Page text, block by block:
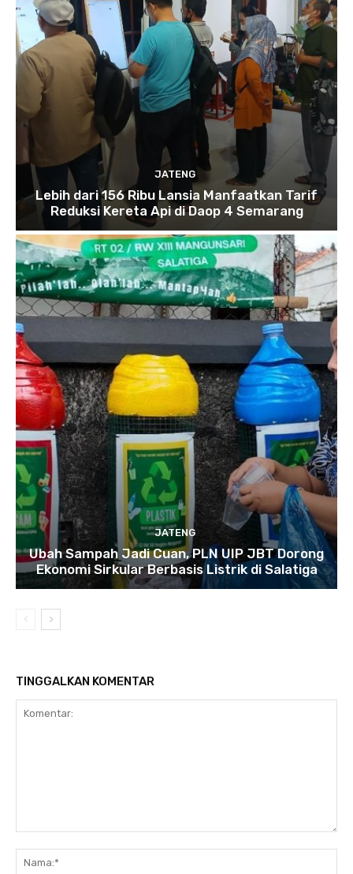
JATENG
Lebih dari 156 Ribu Lansia Manfaatkan Tarif
Reduksi Kereta Api di Daop 4 Semarang
JATENG
Ubah Sampah Jadi Cuan, PLN UIP JBT Dorong
Ekonomi Sirkular Berbasis Listrik di Salatiga
TINGGALKAN KOMENTAR